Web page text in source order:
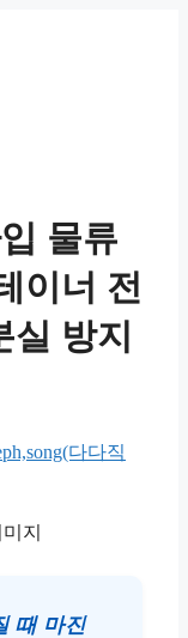
물류
이너 전
실 방지
다다직
때 마진